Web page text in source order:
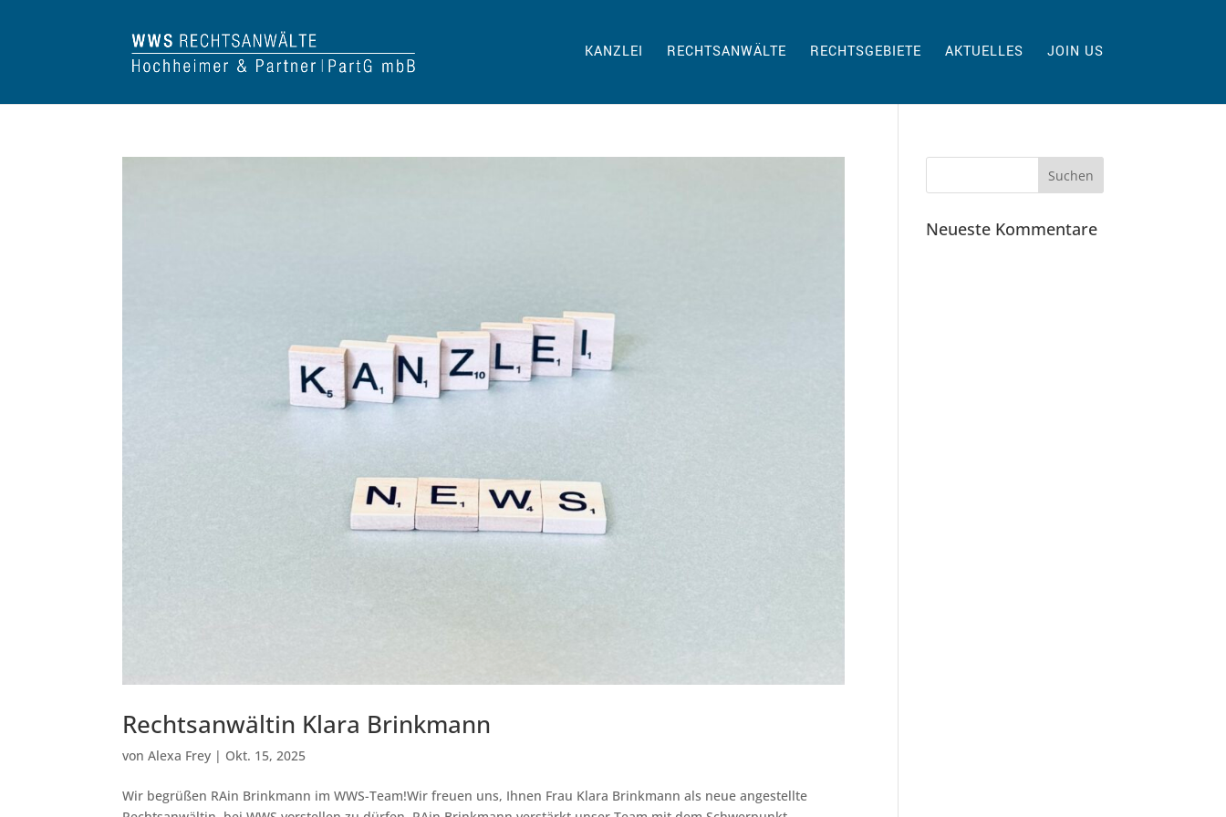
KANZLEI RECHTSANWÄLTE RECHTSGEBIETE AKTUELLES JOIN US
Rechtsanwältin Klara Brinkmann
vonAlexa Frey | Okt. 15, 2025
Wir begrüßen RAin Brinkmann im WWS-Team!Wir freuen uns, Ihnen Frau Klara Brinkmann als neue angestellte
Neueste Kommentare